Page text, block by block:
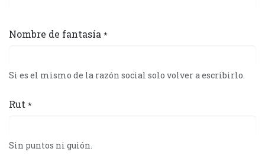
Nombre de fantasía *
Si es el mismo de la razón social solo volver a escribirlo.
Rut *
Sin puntos ni guión.